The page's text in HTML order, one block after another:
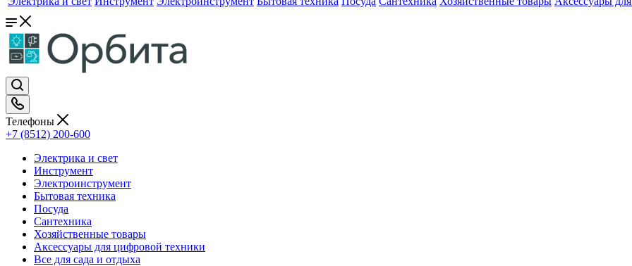
Телефоны
+7 (8512) 200-600
Электрика и свет
Инструмент
Электроинструмент
Бытовая техника
Посуда
Сантехника
Хозяйственные товары
Аксессуары для цифровой техники
Все для сада и отдыха